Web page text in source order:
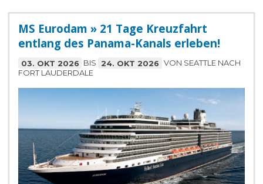
MS Eurodam » 21 Tage Kreuzfahrt
entlang des Panama-Kanals erleben!
03. OKT 2026 BIS 24. OKT 2026 VON SEATTLE NACH
FORT LAUDERDALE